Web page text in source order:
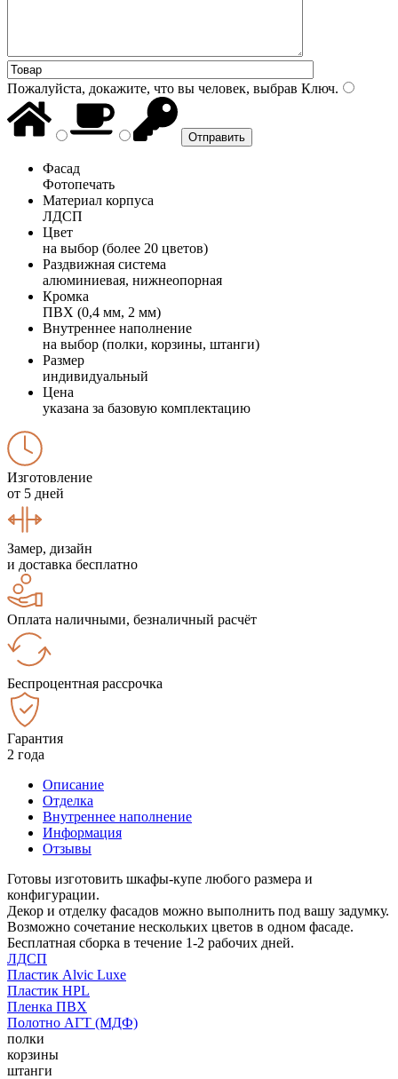
Пожалуйста, докажите, что вы человек, выбрав Ключ.
Фасад
Фотопечать
Материал корпуса
ЛДСП
Цвет
на выбор (более 20 цветов)
Раздвижная система
алюминиевая, нижнеопорная
Кромка
ПВХ (0,4 мм, 2 мм)
Внутреннее наполнение
на выбор (полки, корзины, штанги)
Размер
индивидуальный
Цена
указана за базовую комплектацию
Изготовление
от 5 дней
Замер, дизайн
и доставка бесплатно
Оплата наличными, безналичный расчёт
Беспроцентная рассрочка
Гарантия
2 года
Описание
Отделка
Внутреннее наполнение
Информация
Отзывы
Готовы изготовить шкафы-купе любого размера и
конфигурации.
Декор и отделку фасадов можно выполнить под вашу задумку.
Возможно сочетание нескольких цветов в одном фасаде.
Бесплатная сборка в течение 1-2 рабочих дней.
ЛДСП
Пластик Alvic Luxe
Пластик HPL
Пленка ПВХ
Полотно АГТ (МДФ)
полки
корзины
штанги